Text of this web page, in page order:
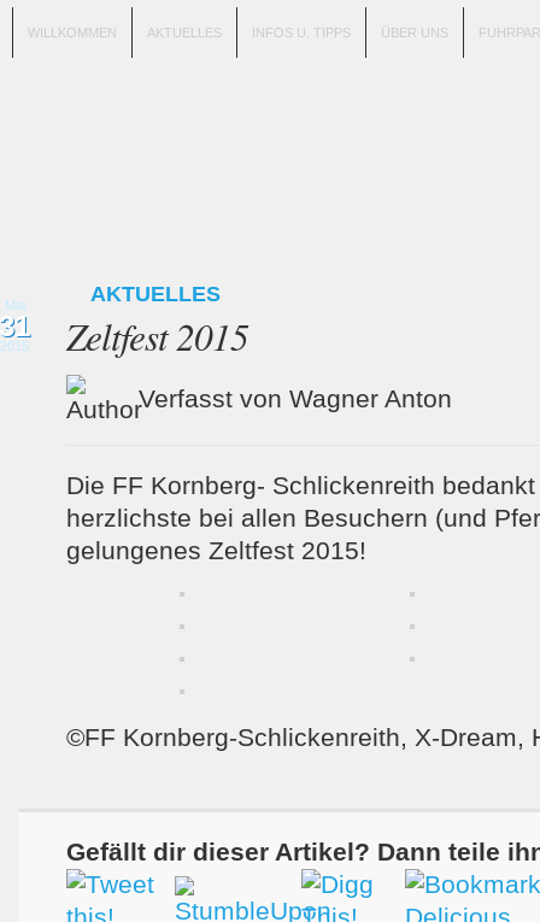
WILLKOMMEN AKTUELLES INFOS U. TIPPS ÜBER UNS
Mai
31
2015
AKTUELLES
Zeltfest 2015
Verfasst von Wagner Anton
Die FF Kornberg- Schlickenreith
herzlichste bei allen Besuchern (und
gelungenes Zeltfest 2015!
©FF Kornberg-Schlickenreith, X-Dream,
Gefällt dir dieser Artikel? Dann teile